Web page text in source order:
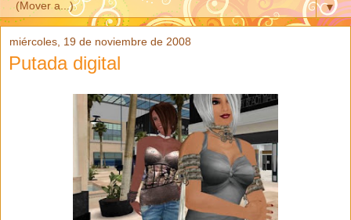
▼
miércoles, 19 de noviembre de 2008
Putada digital